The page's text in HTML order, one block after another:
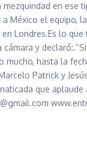
en
México el
Londres.Es lo
y
hasta la
Patrick y
que